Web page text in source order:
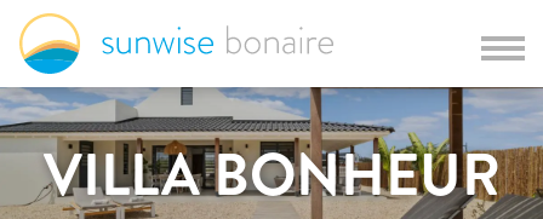
VILLA BONHEUR